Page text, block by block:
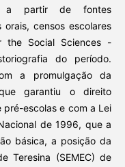
a partir de fontes
censos escolares
the Social Sciences -
do período.
a promulgação da
garantiu o direito
escolas e com a Lei
de 1996, que a
básica, a posição da
Teresina (SEMEC) de